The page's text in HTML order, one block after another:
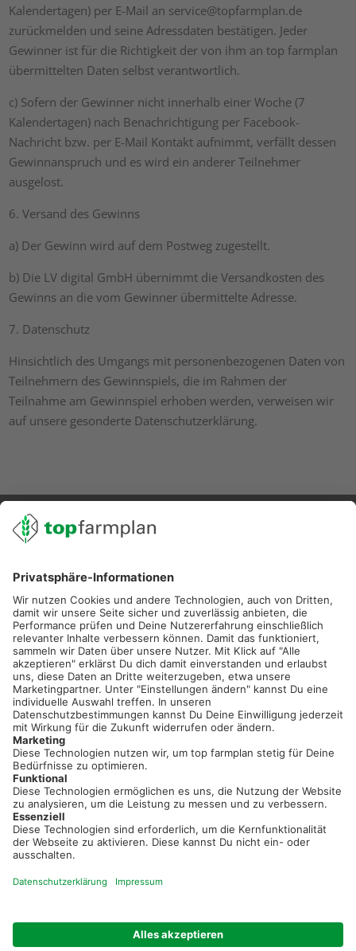
Kalendertagen) per E-Mail an service@topfarmplan.de
zurückmelden und seine Adressdaten bestätigen. Jeder
Gewinner ist für die Richtigkeit der von ihm an top farmplan
übermittelten Daten selbst verantwortlich.
c) Sofern der Gewinner nicht innerhalb einer Woche (7
Kalendertagen) nach Benachrichtigung per Facebook-
Nachricht bzw. per E-Mail Kontakt aufnimmt, verfällt dessen
Gewinnanspruch und es wird ein anderer Teilnehmer
ausgelost.
6. Versand des Gewinns
a) Der Gewinn wird auf dem Postweg zugestellt.
b) Die LV digital GmbH übernimmt die Versandkosten des
Gewinns an die vom Gewinner übermittelte Adresse.
7. Datenschutz
Hinsichtlich des Umgangs mit personenbezogenen Daten von
Teilnehmern des Gewinnspiels, die im Rahmen der
Teilnahme am Gewinnspiel erhoben werden, verweisen wir
auf unsere gesonderte Datenschutzerklärung.
02501 801 44 84
service@topfarmplan.de
Sei immer auf dem Laufenden!
Neue Features, spannende Tipps und hilfreiche Anleitungen!
Registriere dich kostenlos!
einfach und bequem!
Kostenlos registrieren & sofort starten